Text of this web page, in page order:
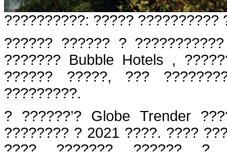
??????????: ????? ??????????
?????? ?????? ?
??????? Bubble Hotels ,
?????? ?????, ???
?????????.
? ??????’? Globe Trender
???????? ? 2021 ????. ????
???? ??????? ?????? ?